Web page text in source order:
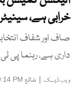
خرابی ہے،
صاف اور شفاف
داری ہے، رہنما پی
ویب ڈیسک | شائع PM